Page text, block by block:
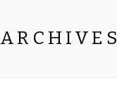
ARCHIVES